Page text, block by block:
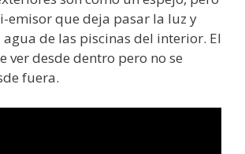
emisor que deja pasar la luz y
de las piscinas del interior. El
ver desde dentro pero no se
fuera.